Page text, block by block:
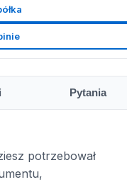
Pytania
potrzebował